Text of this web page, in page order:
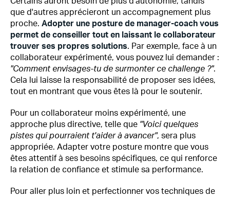
que d'autres apprécieront un accompagnement plus
proche. Adopter une posture de manager-coach vous
permet de conseiller tout en laissant le collaborateur
trouver ses propres solutions. Par exemple, face à un
collaborateur expérimenté, vous pouvez lui demander :
"Comment envisages-tu de surmonter ce challenge ?".
Cela lui laisse la responsabilité de proposer ses idées,
tout en montrant que vous êtes là pour le soutenir.
Pour un collaborateur moins expérimenté, une
approche plus directive, telle que "Voici quelques
pistes qui pourraient t'aider à avancer", sera plus
appropriée. Adapter votre posture montre que vous
êtes attentif à ses besoins spécifiques, ce qui renforce
la relation de confiance et stimule sa performance.
Pour aller plus loin et perfectionner vos techniques de